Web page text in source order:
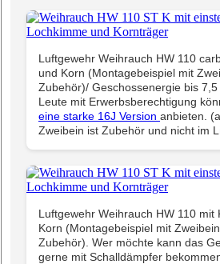
Luftgewehr Weihrauch HW 110
und Korn (Montagebeispiel mit
Zubehör)/ Geschossenergie bis
Leute mit Erwerbsberechtigung
eine starke 16J Version anbieten.
Zweibein ist Zubehör und nicht im
Luftgewehr Weihrauch HW 110 mit
Korn (Montagebeispiel mit
Zubehör). Wer möchte kann das
gerne mit Schalldämpfer